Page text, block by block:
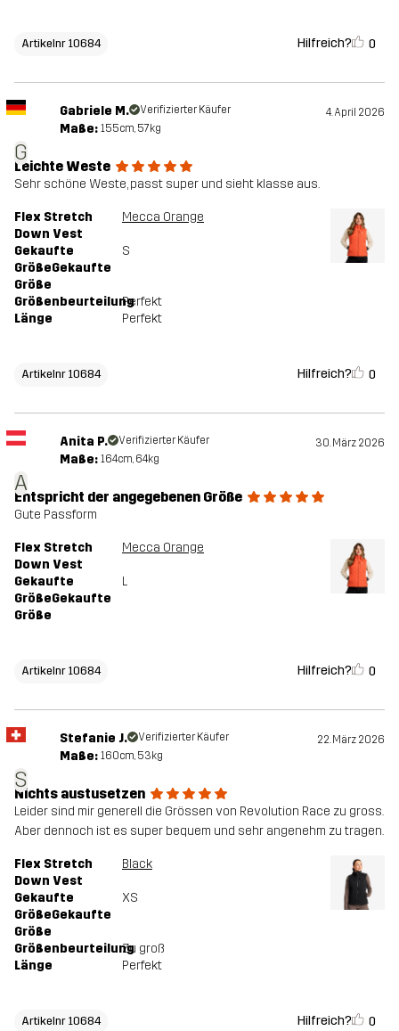
Artikelnr 10684 Hilfreich? 0
G
Gabriele M. Verifizierter Käufer 4. April 2026
Maße: 155cm, 57kg
Leichte Weste
Sehr schöne Weste, passt super und sieht klasse aus.
Flex Stretch
Down Vest
Mecca Orange
Gekaufte
GrößeGekaufte
Größe
S
GrößenbeurteilungPerfekt
Länge
Perfekt
Artikelnr 10684 Hilfreich? 0
A
Anita P. Verifizierter Käufer 30. März 2026
Maße: 164cm, 64kg
Entspricht der angegebenen Größe
Gute Passform
Flex Stretch
Down Vest
Mecca Orange
Gekaufte
GrößeGekaufte
Größe
L
Artikelnr 10684 Hilfreich? 0
S
Stefanie J. Verifizierter Käufer 22. März 2026
Maße: 160cm, 53kg
Nichts austusetzen
Leider sind mir generell die Grössen von Revolution Race zu gross.
Aber dennoch ist es super bequem und sehr angenehm zu tragen.
Flex Stretch
Down Vest
Black
Gekaufte
GrößeGekaufte
Größe
XS
GrößenbeurteilungZu groß
Länge
Perfekt
Artikelnr 10684 Hilfreich? 0